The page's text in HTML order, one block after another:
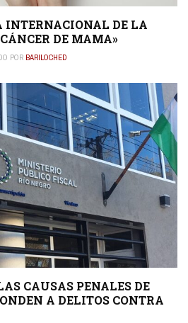
INTERNACIONAL DE LA
DE MAMA»
POR BARILOCHED
CAUSAS PENALES DE
A DELITOS CONTRA